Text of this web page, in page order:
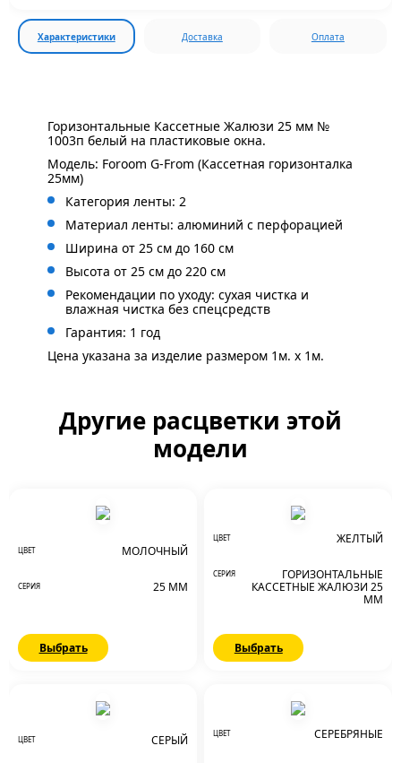
Характеристики Доставка Оплата
Горизонтальные Кассетные Жалюзи 25 мм №
1003п белый на пластиковые окна.
Модель: Foroom G-From (Кассетная горизонталка
25мм)
Категория ленты: 2
Материал ленты: алюминий с перфорацией
Ширина от 25 см до 160 см
Высота от 25 см до 220 см
Рекомендации по уходу: сухая чистка и
влажная чистка без спецсредств
Гарантия: 1 год
Цена указана за изделие размером 1м. x 1м.
Другие расцветки этой
модели
ЦВЕТ МОЛОЧНЫЙ
СЕРИЯ 25 ММ
Выбрать
ЦВЕТ ЖЕЛТЫЙ
СЕРИЯ
ГОРИЗОНТАЛЬНЫЕ
КАССЕТНЫЕ ЖАЛЮЗИ 25
ММ
Выбрать
ЦВЕТ СЕРЫЙ ЦВЕТ СЕРЕБРЯНЫЕ